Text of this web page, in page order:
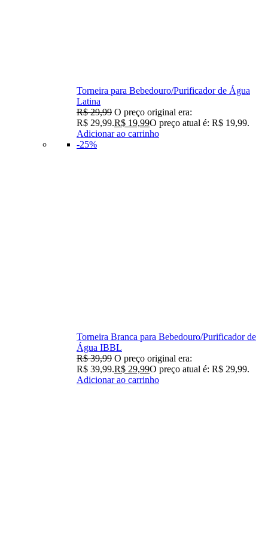
Torneira para Bebedouro/Purificador de Água
Latina
R$29,99 O preço original era:
R$ 29,99.R$ 19,99O preço atual é: R$ 19,99.
Adicionar ao carrinho
-25%
Torneira Branca para Bebedouro/Purificador de
Água IBBL
R$39,99 O preço original era:
R$ 39,99.R$ 29,99O preço atual é: R$ 29,99.
Adicionar ao carrinho